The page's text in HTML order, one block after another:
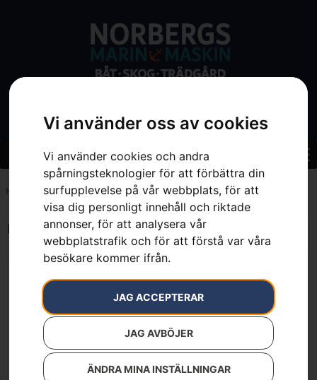
Vi använder oss av cookies
Vi använder cookies och andra
spårningsteknologier för att förbättra din
surfupplevelse på vår webbplats, för att
visa dig personligt innehåll och riktade
annonser, för att analysera vår
webbplatstrafik och för att förstå var våra
besökare kommer ifrån.
JAG ACCEPTERAR
JAG AVBÖJER
ÄNDRA MINA INSTÄLLNINGAR
Hem 2.4
Endast ett sökresultat